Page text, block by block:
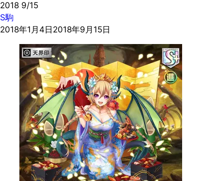
2018 9/15
S駒
2018年1月4日 2018年9月15日